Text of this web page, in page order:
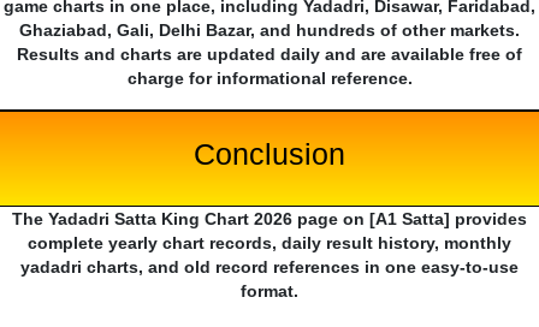
game charts in one place, including Yadadri, Disawar, Faridabad,
Ghaziabad, Gali, Delhi Bazar, and hundreds of other markets.
Results and charts are updated daily and are available free of
charge for informational reference.
Conclusion
The Yadadri Satta King Chart 2026 page on [A1 Satta] provides
complete yearly chart records, daily result history, monthly
yadadri charts, and old record references in one easy-to-use
format.